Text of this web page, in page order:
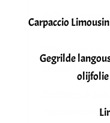
Paling in
Slibtongen /
tartaar / sla
huisbereide
Carpaccio
Gegrilde
olijfolie